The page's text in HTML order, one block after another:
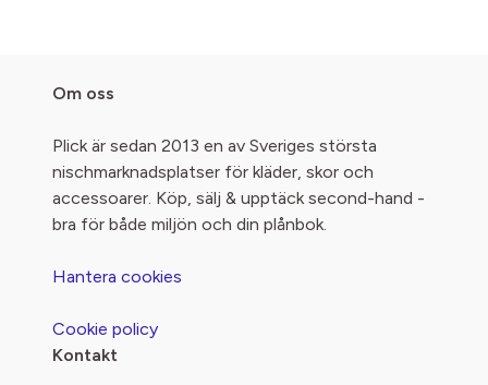
Om oss
Plick är sedan 2013 en av Sveriges största
nischmarknadsplatser för kläder, skor och
accessoarer. Köp, sälj & upptäck second-hand -
bra för både miljön och din plånbok.
Hantera cookies
Cookie policy
Kontakt